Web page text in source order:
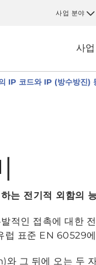
사업 분야
사
IP 코드와 IP (방수방진)
는 전기적 외함의
적인 접촉에 대한
럽 표준 EN 60529
그 뒤에 오는 두